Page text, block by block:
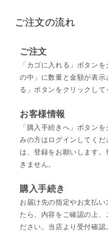
ご注文の流れ
ご注文
「カゴに入れる」ボタン
の中」に数量と金額が表
る」ボタンをクリックして
お客様情報
「購入手続きへ」ボタン
みの方はログインしてく
は、登録をお願いします
きません。
購入手続き
お届け先の指定やお支払
たら、内容をご確認の上、
ださい。当店より受付確認